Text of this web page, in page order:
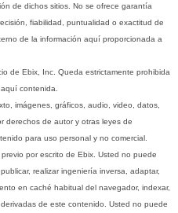
de dichos sitios. No se ofrece garantía
fiabilidad, puntualidad o exactitud de
de la información aquí proporcionada a
de Ebix, Inc. Queda estrictamente prohibida
contenida.
imágenes, gráficos, audio, video, datos,
derechos de autor y otras leyes de
para uso personal y no comercial.
por escrito de Ebix. Usted no puede
realizar ingeniería inversa, adaptar,
en caché habitual del navegador, indexar,
de este contenido. Usted no puede